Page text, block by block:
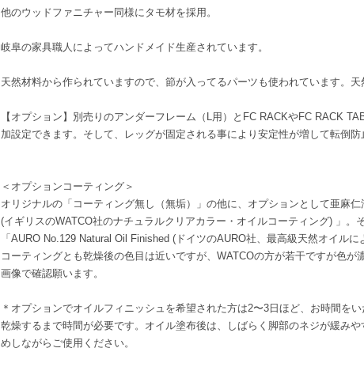
他のウッドファニチャー同様にタモ材を採用。
岐阜の家具職人によってハンドメイド生産されています。
天然材料から作られていますので、節が入ってるパーツも使われています。天
【オプション】別売りのアンダーフレーム（L用）とFC RACKやFC RACK
加設定できます。そして、レッグが固定される事により安定性が増して転倒防
＜オプションコーティング＞
オリジナルの「コーティング無し（無垢）」の他に、オプションとして亜麻
(イギリスのWATCO社のナチュラルクリアカラー・オイルコーティング) 」。
「AURO No.129 Natural Oil Finished (ドイツのAURO社、最高級天然オイル
コーティングとも乾燥後の色目は近いですが、WATCOの方が若干ですが色が
画像で確認願います。
＊オプションでオイルフィニッシュを希望された方は2〜3日ほど、お時間を
乾燥するまで時間が必要です。オイル塗布後は、しばらく脚部のネジが緩み
めしながらご使用ください。